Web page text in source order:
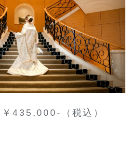
435,000-（税込）